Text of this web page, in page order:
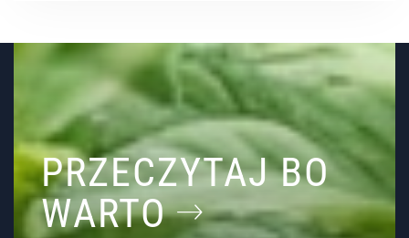
PRZECZYTAJ BO
WARTO